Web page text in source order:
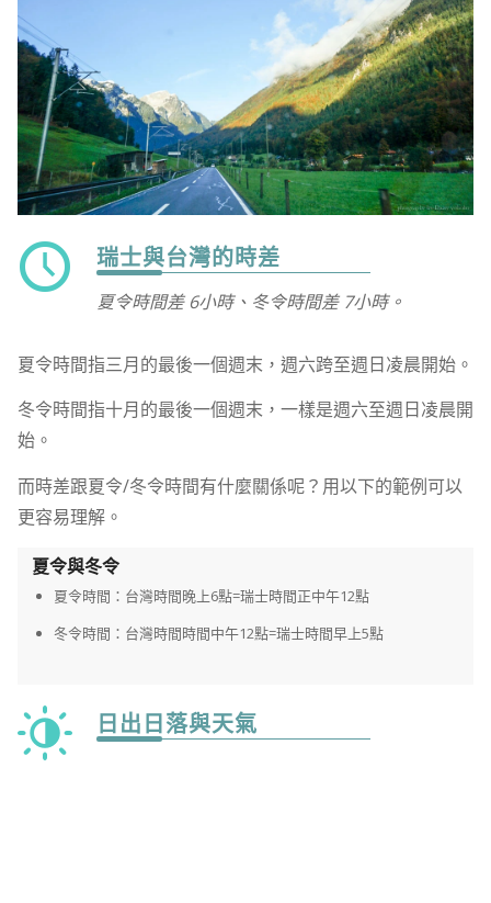
瑞士與台灣的時差
夏令時間差 6小時、冬令時間差 7小時。
夏令時間指三月的最後一個週末，週六跨至週日凌晨開始。
冬令時間指十月的最後一個週末，一樣是週六至週日凌晨開
始。
而時差跟夏令/冬令時間有什麼關係呢？用以下的範例可以
更容易理解。
夏令與冬令
夏令時間：台灣時間晚上6點=瑞士時間正中午12點
冬令時間：台灣時間時間中午12點=瑞士時間早上5點
日出日落與天氣